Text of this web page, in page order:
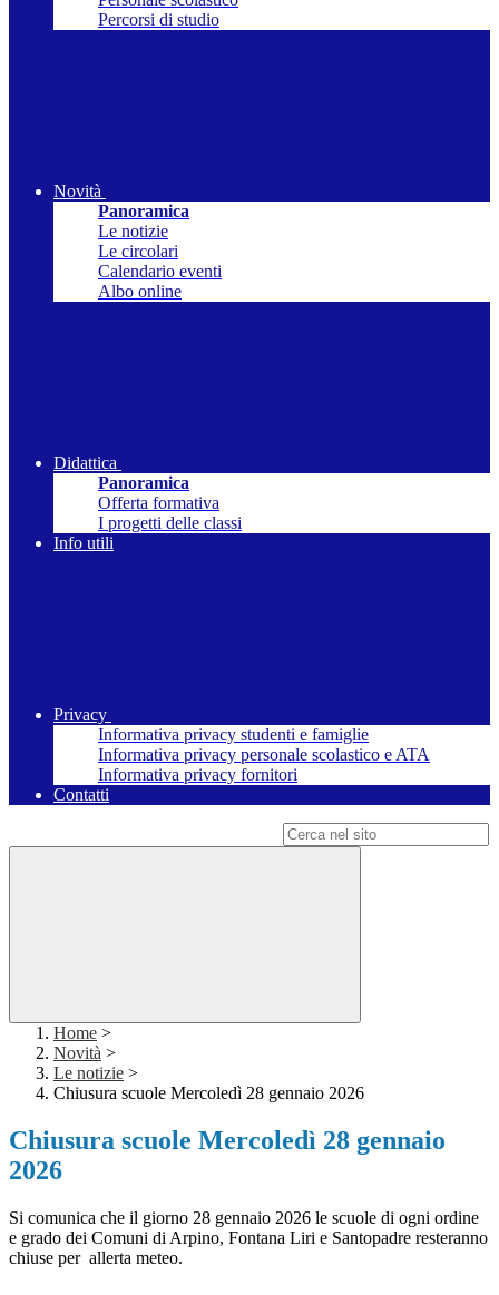
Percorsi di studio
Novità
Panoramica
Le notizie
Le circolari
Calendario eventi
Albo online
Didattica
Panoramica
Offerta formativa
I progetti delle classi
Info utili
Privacy
Informativa privacy studenti e famiglie
Informativa privacy personale scolastico e ATA
Informativa privacy fornitori
Contatti
Home >
Novità >
Le notizie >
Chiusura scuole Mercoledì 28 gennaio 2026
Chiusura scuole Mercoledì 28 gennaio
2026
Si comunica che il giorno 28 gennaio 2026 le scuole di ogni ordine
e grado dei Comuni di Arpino, Fontana Liri e Santopadre resteranno
chiuse per allerta meteo.